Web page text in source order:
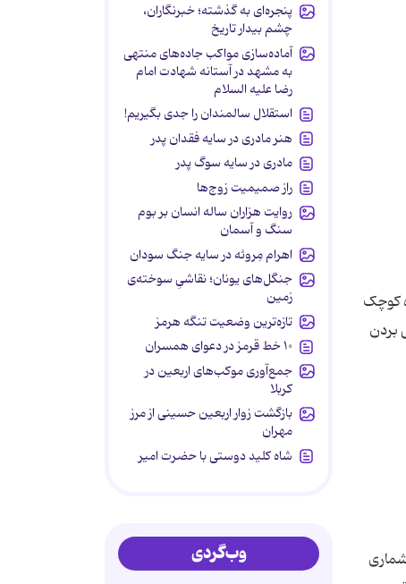
کوچک
بردن
پنجره‌ای به گذشته؛ خبرنگاران،
چشم بیدار تاریخ
آماده‌سازی مواکب جاده‌های منتهی
به مشهد در آستانه شهادت امام
رضا علیه السلام
استقلال سالمندان را جدی بگیریم!
هنر مادری در سایه‌ فقدان پدر
مادری در سایه سوگ پدر
راز صمیمیت زوج‌ها
روایت هزاران ساله انسان بر بوم
سنگ و آسمان
اهرام مِروئه در سایه جنگ سودان
جنگل‌های یونان؛ نقاشیِ سوخته‌ی
زمین
تازه‌ترین وضعیت تنگه هرمز
۱۰ خط قرمز در دعوای همسران
جمع‌آوری موکب‌های اربعین در
کربلا
بازگشت زوار اربعین حسینی از مرز
مهران
شاه کلید دوستی با حضرت امیر
وب‌گردی